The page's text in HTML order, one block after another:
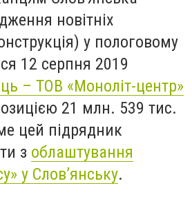
новітніх
у пологовому
12 серпня 2019
– ТОВ «Моноліт-центр»
21 млн. 539 тис.
цей підрядник
з облаштування
у Слов’янську.